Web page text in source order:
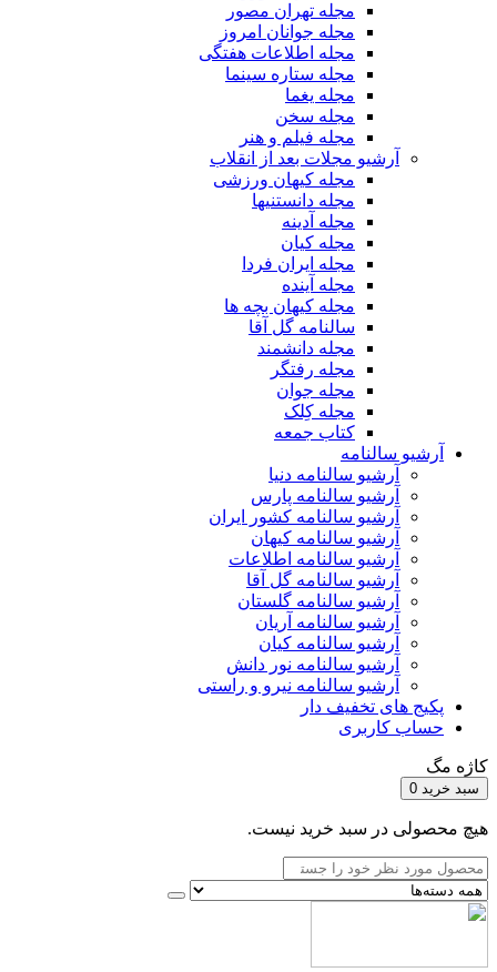
مجله تهران مصور
مجله جوانان امروز
مجله اطلاعات هفتگی
مجله ستاره سینما
مجله یغما
مجله سخن
مجله فیلم و هنر
آرشیو مجلات بعد از انقلاب
مجله کیهان ورزشی
مجله دانستنیها
مجله آدینه
مجله کیان
مجله ایران فردا
مجله آینده
مجله کیهان بچه ها
سالنامه گل آقا
مجله دانشمند
مجله رفتگر
مجله جوان
مجله کِلک
کتاب جمعه
آرشیو سالنامه
آرشیو سالنامه دنیا
آرشیو سالنامه پارس
آرشیو سالنامه کشور ایران
آرشیو سالنامه کیهان
آرشیو سالنامه اطلاعات
آرشیو سالنامه گل آقا
آرشیو سالنامه گلستان
آرشیو سالنامه آریان
آرشیو سالنامه کیان
آرشیو سالنامه نور دانش
آرشیو سالنامه نیرو و راستی
پکیج های تخفیف دار
حساب کاربری
کاژه مگ
سبد خرید 0
هیچ محصولی در سبد خرید نیست.